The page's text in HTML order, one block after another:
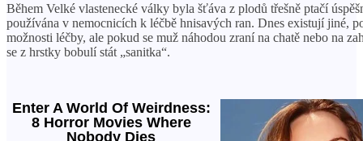
Během Velké vlastenecké války byla šťáva z plodů třešně ptačí
používána v nemocnicích k léčbě hnisavých ran. Dnes existují jiné,
možnosti léčby, ale pokud se muž náhodou zraní na chatě nebo na
se z hrstky bobulí stát „sanitka“.